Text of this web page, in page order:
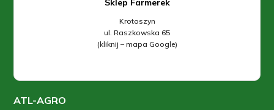
Sklep Farmerek
Krotoszyn
ul. Raszkowska 65
(kliknij – mapa Google)
ATL-AGRO